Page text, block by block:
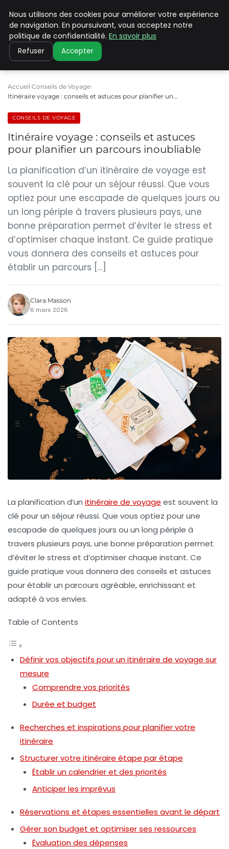
PILAT PATRIMOINES
Accueil Conseils de Voyage
Itinéraire voyage : conseils et astuces pour planifier un…
CONSEILS DE VOYAGE
Itinéraire voyage : conseils et astuces
pour planifier un parcours inoubliable
La planification d’un itinéraire de voyage est
souvent la clé pour un séjour réussi. Que vous
optiez pour une escapade de quelques jours ou
un long périple à travers plusieurs pays, une
bonne préparation permet d’éviter le stress et
d’optimiser chaque instant. Ce guide pratique
vous donnera des conseils et astuces pour
établir un parcours […]
Clara Masson
6 mars 2026
La planification d’un itinéraire de voyage est souvent la
clé pour un séjour réussi. Que vous optiez pour une
escapade de quelques jours ou un long périple à
travers plusieurs pays, une bonne préparation permet
d’éviter le stress et d’optimiser chaque instant. Ce
guide pratique vous donnera des conseils et astuces
pour établir un parcours agréable, enrichissant et
adapté à vos envies.
Table of Contents
Définir vos objectifs pour un itinéraire de voyage sur
mesure
Comprendre vos priorités
Durée et budget
Recherches et inspirations pour planifier votre
itinéraire
Structurer votre itinéraire étape par étape
Établir un calendrier et des priorités
Anticiper les imprévus
Réservations et étapes essentielles avant le départ
Gérer son budget et optimiser ses ressources
Évaluation des dépenses
Nous utilisons des cookies pour améliorer votre expérience
de navigation. En poursuivant, vous acceptez notre
politique de confidentialité. En savoir plus
Refuser Accepter